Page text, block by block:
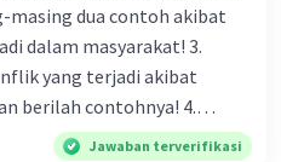
masing dua contoh akibat
dalam masyarakat! 3.
yang terjadi akibat
berilah contohnya! 4.
yang memiliki keberagaman
Jawaban terverifikasi